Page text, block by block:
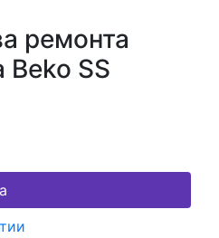
ремонта
Beko SS